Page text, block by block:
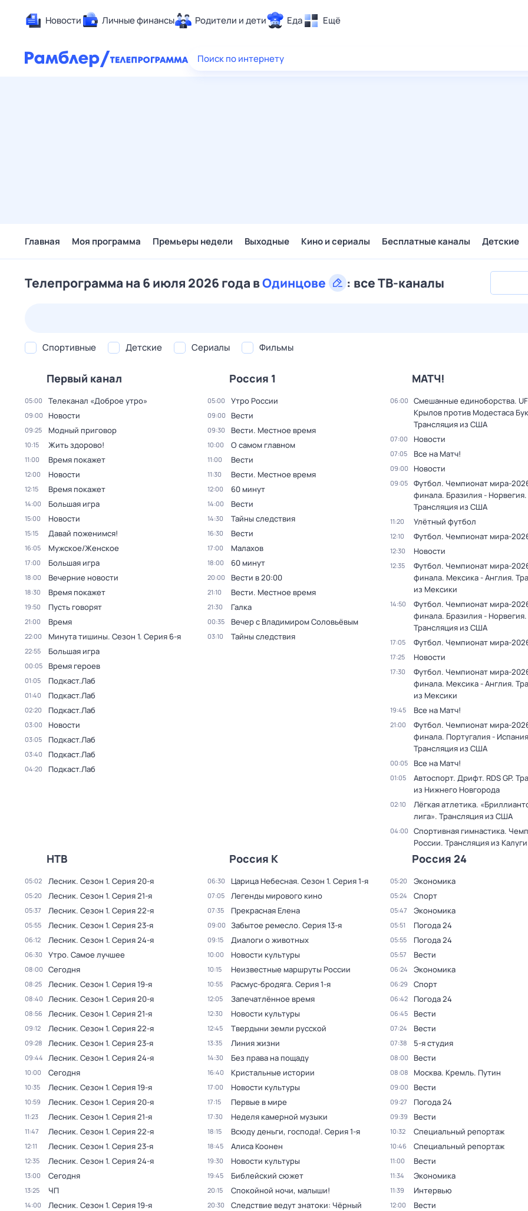
Новости Личные финансы Родители и дети Еда Ещё
Здоровье
Поиск по интернету
Главная Моя программа Премьеры недели Выходные Кино и сериалы Бесплатные каналы Детские
Телепрограмма на 6 июля 2026 года вОдинцове : все ТВ-каналы
Спортивные Детские Сериалы Фильмы
Первый канал
05:00 Телеканал «Доброе утро»
09:00 Новости
09:25 Модный приговор
10:15 Жить здорово!
11:00 Время покажет
12:00 Новости
12:15 Время покажет
14:00 Большая игра
15:00 Новости
15:15 Давай поженимся!
16:05 Мужское/Женское
17:00 Большая игра
18:00 Вечерние новости
18:30 Время покажет
19:50 Пусть говорят
21:00 Время
22:00 Минута тишины. Сезон 1. Серия 6-я
22:55 Большая игра
00:05 Время героев
01:05 Подкаст.Лаб
01:40 Подкаст.Лаб
02:20 Подкаст.Лаб
03:00 Новости
03:05 Подкаст.Лаб
03:40 Подкаст.Лаб
04:20 Подкаст.Лаб
Россия 1
05:00 Утро России
09:00 Вести
09:30 Вести. Местное время
10:00 О самом главном
11:00 Вести
11:30 Вести. Местное время
12:00 60 минут
14:00 Вести
14:30 Тайны следствия
16:30 Вести
17:00 Малахов
18:00 60 минут
20:00 Вести в 20:00
21:10 Вести. Местное время
21:30 Галка
00:35 Вечер с Владимиром Соловьёвым
03:10 Тайны следствия
МАТЧ!
06:00
Смешанные единоборства.
Крылов против Модестаса
Трансляция из США
07:00 Новости
07:05 Все на Матч!
09:00 Новости
09:05
Футбол. Чемпионат мира-
финала. Бразилия - Норвегия.
Трансляция из США
11:20 Улётный футбол
12:10 Футбол. Чемпионат мира-
12:30 Новости
12:35
Футбол. Чемпионат мира-
финала. Мексика - Англия.
из Мексики
14:50
Футбол. Чемпионат мира-
финала. Бразилия - Норвегия.
Трансляция из США
17:05 Футбол. Чемпионат мира-
17:25 Новости
17:30
Футбол. Чемпионат мира-
финала. Мексика - Англия.
из Мексики
19:45 Все на Матч!
21:00
Футбол. Чемпионат мира-
финала. Португалия -
Трансляция из США
00:05 Все на Матч!
01:05
Автоспорт. Дрифт. RDS GP.
из Нижнего Новгорода
02:10
Лёгкая атлетика.
лига». Трансляция из США
04:00
Спортивная гимнастика.
России. Трансляция из Калуги
НТВ
05:02 Лесник. Сезон 1. Серия 20-я
05:20 Лесник. Сезон 1. Серия 21-я
05:37 Лесник. Сезон 1. Серия 22-я
05:55 Лесник. Сезон 1. Серия 23-я
06:12 Лесник. Сезон 1. Серия 24-я
06:30 Утро. Самое лучшее
08:00 Сегодня
08:25 Лесник. Сезон 1. Серия 19-я
08:40 Лесник. Сезон 1. Серия 20-я
08:56 Лесник. Сезон 1. Серия 21-я
09:12 Лесник. Сезон 1. Серия 22-я
09:28 Лесник. Сезон 1. Серия 23-я
09:44 Лесник. Сезон 1. Серия 24-я
10:00 Сегодня
10:35 Лесник. Сезон 1. Серия 19-я
10:59 Лесник. Сезон 1. Серия 20-я
11:23 Лесник. Сезон 1. Серия 21-я
11:47 Лесник. Сезон 1. Серия 22-я
12:11 Лесник. Сезон 1. Серия 23-я
12:35 Лесник. Сезон 1. Серия 24-я
13:00 Сегодня
13:25 ЧП
14:00 Лесник. Сезон 1. Серия 19-я
Россия К
06:30 Царица Небесная. Сезон 1. Серия 1-я
07:05 Легенды мирового кино
07:35 Прекрасная Елена
09:00 Забытое ремесло. Серия 13-я
09:15 Диалоги о животных
10:00 Новости культуры
10:15 Неизвестные маршруты России
10:55 Расмус-бродяга. Серия 1-я
12:05 Запечатлённое время
12:30 Новости культуры
12:45 Твердыни земли русской
13:35 Линия жизни
14:30 Без права на пощаду
16:40 Кристальные истории
17:00 Новости культуры
17:15 Первые в мире
17:30 Неделя камерной музыки
18:15 Всюду деньги, господа!. Серия 1-я
18:45 Алиса Коонен
19:30 Новости культуры
19:45 Библейский сюжет
20:15 Спокойной ночи, малыши!
20:30
Следствие ведут знатоки: Чёрный
Россия 24
05:20 Экономика
05:24 Спорт
05:47 Экономика
05:51 Погода 24
05:55 Погода 24
05:57 Вести
06:24 Экономика
06:29 Спорт
06:42 Погода 24
06:45 Вести
07:24 Вести
07:38 5-я студия
08:00 Вести
08:08 Москва. Кремль. Путин
09:00 Вести
09:27 Погода 24
09:39 Вести
10:32 Специальный репортаж
10:46 Специальный репортаж
11:00 Вести
11:34 Экономика
11:39 Интервью
12:00 Вести